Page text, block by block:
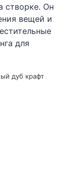
створке. Он
вещей и
для
дуб крафт